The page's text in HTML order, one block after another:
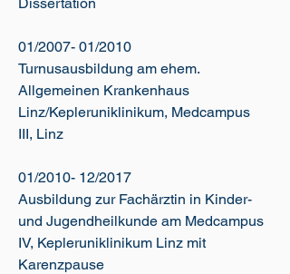
01/2007- 01/2010
Turnusausbildung am ehem.
Allgemeinen Krankenhaus
Linz/Kepleruniklinikum, Medcampus
III, Linz
01/2010- 12/2017
Ausbildung zur Fachärztin in Kinder-
und Jugendheilkunde am Medcampus
IV, Kepleruniklinikum Linz mit
Karenzpause